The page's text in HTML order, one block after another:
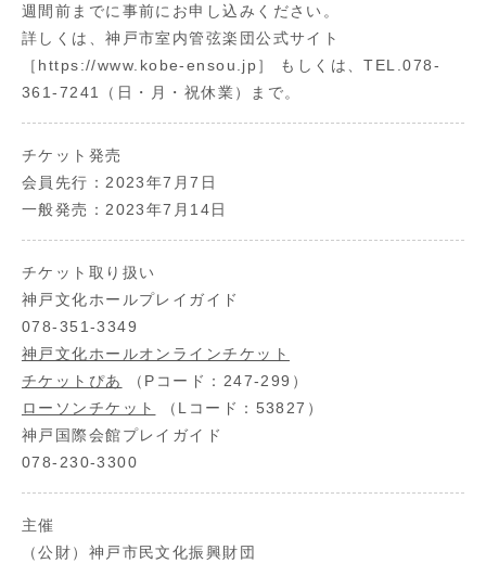
週間前までに事前にお申し込みください。
詳しくは、神戸市室内管弦楽団公式サイト
［https://www.kobe-ensou.jp］ もしくは、TEL.078-
361-7241（日・月・祝休業）まで。
チケット発売
会員先行：2023年7月7日
一般発売：2023年7月14日
チケット取り扱い
神戸文化ホールプレイガイド
078-351-3349
神戸文化ホールオンラインチケット
チケットぴあ
（Pコード：247-299）
ローソンチケット
（Lコード：53827）
神戸国際会館プレイガイド
078-230-3300
主催
（公財）神戸市民文化振興財団